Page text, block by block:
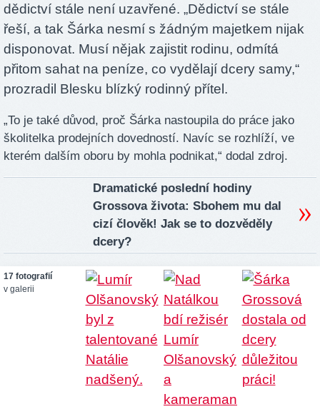
dědictví stále není uzavřené. „Dědictví se stále
řeší, a tak Šárka nesmí s žádným majetkem nijak
disponovat. Musí nějak zajistit rodinu, odmítá
přitom sahat na peníze, co vydělají dcery samy,“
prozradil Blesku blízký rodinný přítel.
„To je také důvod, proč Šárka nastoupila do práce jako
školitelka prodejních dovedností. Navíc se rozhlíží, ve
kterém dalším oboru by mohla podnikat,“ dodal zdroj.
Dramatické poslední hodiny
Grossova života: Sbohem mu dal
cizí člověk! Jak se to dozvěděly
dcery?
17 fotografií
v galerii